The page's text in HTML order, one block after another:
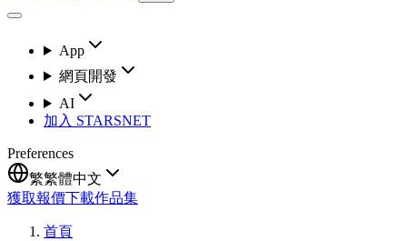
App
網頁開發
AI
加入 STARSNET
Preferences
繁繁體中文
獲取報價下載作品集
首頁